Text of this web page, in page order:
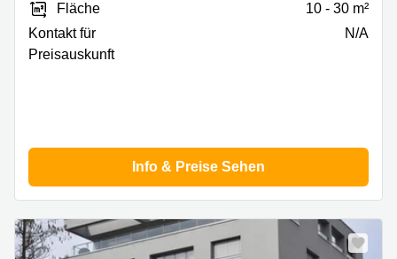
Fläche
10 - 30 m²
Kontakt für
Preisauskunft
N/A
Info & Preise Sehen